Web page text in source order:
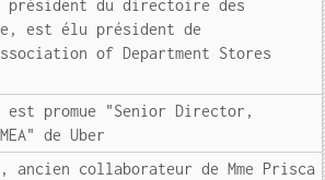
président du directoire des
est élu président de
of Department Stores
est promue "Senior Director,
de Uber
ancien collaborateur de Mme Prisca